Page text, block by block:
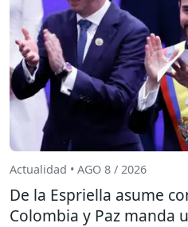
Actualidad • AGO 8 / 2026
De la Espriella asume
Colombia y Paz manda